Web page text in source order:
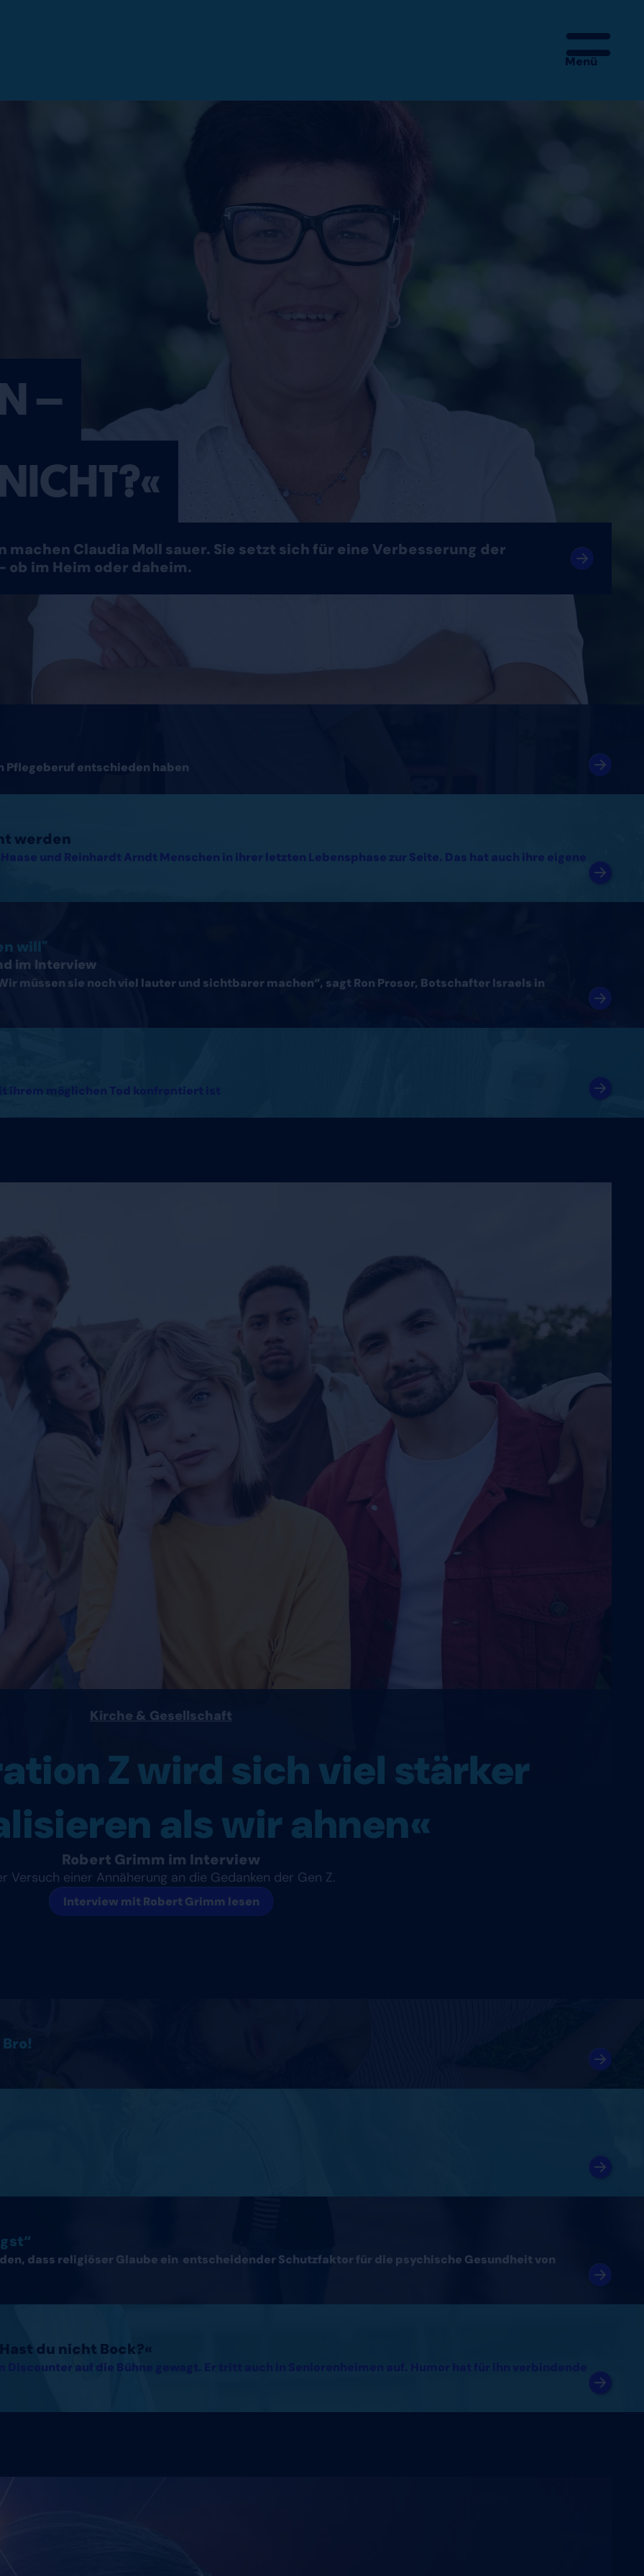
Menü
WASCHLAPPEN – MEHR IST
–
machen Claudia Moll sauer. Sie setzt sich für eine Verbesserung der
ob im Heim oder daheim.
Pflegeberuf entschieden haben
werden
und Reinhardt Arndt Menschen in ihrer letzten Lebensphase zur Seite. Das hat auch ihre eigene
will"
im Interview
müssen sie noch viel lauter und sichtbarer machen“, sagt Ron Prosor, Botschafter Israels in
ihrem möglichen Tod konfrontiert ist
Kirche & Gesellschaft
Z wird sich viel stärker
als wir ahnen«
Robert Grimm im Interview
Versuch einer Annäherung an die Gedanken der Gen Z.
Interview mit Robert Grimm lesen
dass religiöser Glaube ein entscheidender Schutzfaktor für die psychische Gesundheit von
du nicht Bock?«
Discounter auf die Bühne gewagt. Er tritt auch in Seniorenheimen auf. Humor hat für ihn verbindende